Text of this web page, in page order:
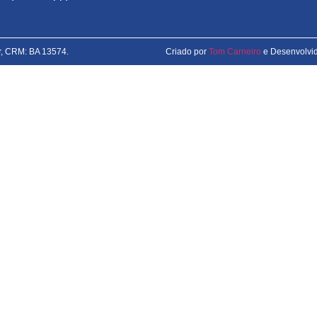
CRM: BA 13574. Criado por Tom Carneiro e